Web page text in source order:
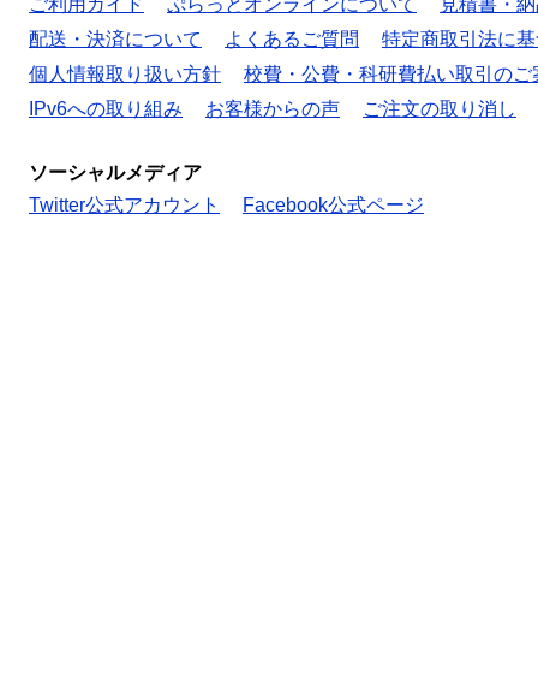
配送・決済について
よくあるご質問
特定商取引法に
個人情報取り扱い方針
校費・公費・科研費払い取引のご
IPv6への取り組み
お客様からの声 ご注文の取り消し
ソーシャルメディア
Twitter公式アカウント
Facebook公式ページ